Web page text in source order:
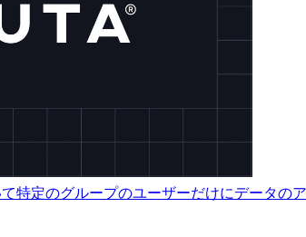
特定のグループのユーザーだけにデータの